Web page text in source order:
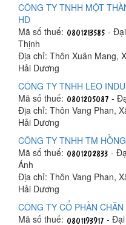
CÔNG TY TNHH MỘT
HD
Mã số thuế:
-
Thịnh
Địa chỉ: Thôn Xuân Mang,
Hải Dương
CÔNG TY TNHH LEO
Mã số thuế:
-
Địa chỉ: Thôn Vang Phan,
Hải Dương
CÔNG TY TNHH TM
Mã số thuế:
-
Ánh
Địa chỉ: Thôn Vang Phan,
Hải Dương
CÔNG TY CỔ PHẦN
Mã số thuế:
- Đại